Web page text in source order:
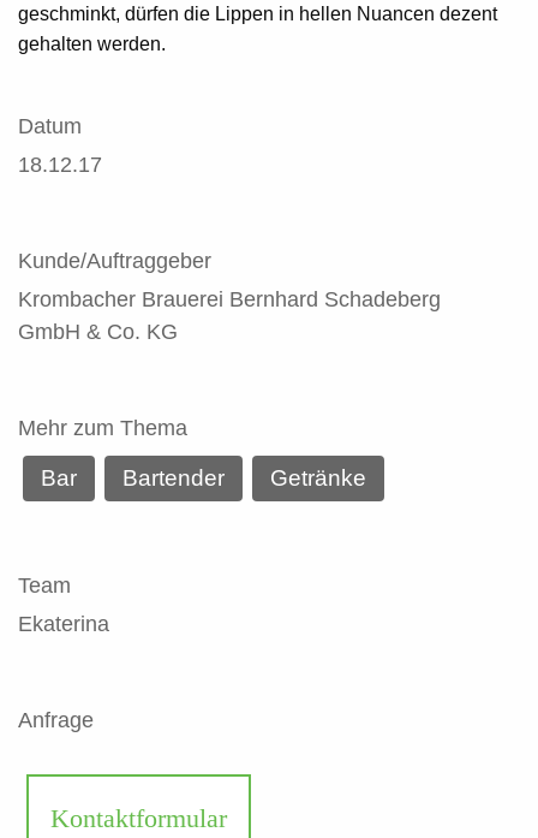
geschminkt, dürfen die Lippen in hellen Nuancen dezent
gehalten werden.
Datum
18.12.17
Kunde/Auftraggeber
Krombacher Brauerei Bernhard Schadeberg
GmbH & Co. KG
Mehr zum Thema
Bar Bartender Getränke
Team
Ekaterina
Anfrage
Kontaktformular